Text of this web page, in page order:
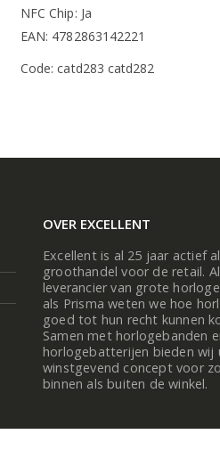
NFC Chip: Ja
EAN: 4782863142221
Code: catd283 catd282
OVER EXCELLENT
Excellent is al 25 jaar actief
groothandel voor de retail.
leverancier van grote
als Prisma weten we hoe
goed tot hun recht kunnen
Samen met horlogebanden
horlogebatterijen bieden wij
winstgevend concept voor
binnen als buiten de winkel.